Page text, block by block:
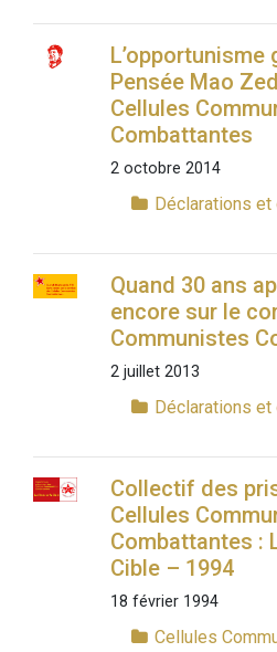
Pensée Mao
Cellules
Combattantes
2 octobre 2014
Déclarations
Quand 30 ans
encore sur le
Communistes
2 juillet 2013
Déclarations
Collectif des
Cellules
Combattantes :
Cible – 1994
18 février 1994
Cellules